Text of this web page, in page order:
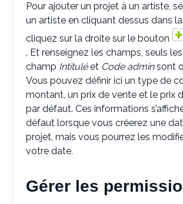
Pour ajouter un projet à un artiste,
un artiste en cliquant dessus dans
cliquez sur la droite sur le bouton
. Et renseignez les champs, seuls les
champ Intituléet Code adminsont
Vous pouvez définir ici un type de
montant, un prix de vente et le prix
par défaut. Ces informations
défaut lorsque vous créerez une
projet, mais vous pourrez les
votre date.
Gérer les